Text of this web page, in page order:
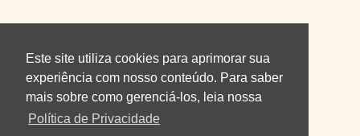
Este site utiliza cookies para aprimorar sua
experiência com nosso conteúdo. Para saber
mais sobre como gerenciá-los, leia nossa
Política de Privacidade